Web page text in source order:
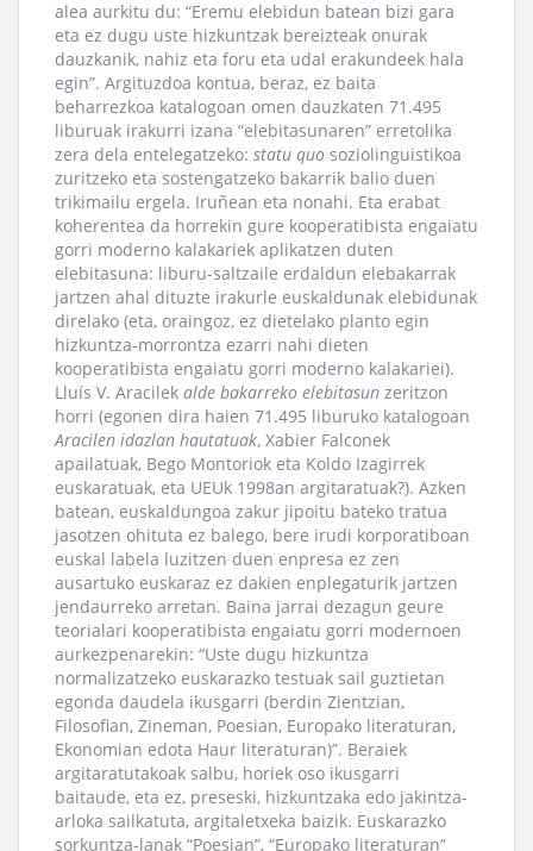
alea aurkitu du: “Eremu elebidun batean bizi gara
eta ez dugu uste hizkuntzak bereizteak onurak
dauzkanik, nahiz eta foru eta udal erakundeek hala
egin”. Argituzdoa kontua, beraz, ez baita
beharrezkoa katalogoan omen dauzkaten 71.495
liburuak irakurri izana “elebitasunaren” erretolika
zera dela entelegatzeko: statu quo soziolinguistikoa
zuritzeko eta sostengatzeko bakarrik balio duen
trikimailu ergela. Iruñean eta nonahi. Eta erabat
koherentea da horrekin gure kooperatibista engaiatu
gorri moderno kalakariek aplikatzen duten
elebitasuna: liburu-saltzaile erdaldun elebakarrak
jartzen ahal dituzte irakurle euskaldunak elebidunak
direlako (eta, oraingoz, ez dietelako planto egin
hizkuntza-morrontza ezarri nahi dieten
kooperatibista engaiatu gorri moderno kalakariei).
Lluís V. Aracilek alde bakarreko elebitasun zeritzon
horri (egonen dira haien 71.495 liburuko katalogoan
Aracilen idazlan hautatuak, Xabier Falconek
apailatuak, Bego Montoriok eta Koldo Izagirrek
euskaratuak, eta UEUk 1998an argitaratuak?). Azken
batean, euskaldungoa zakur jipoitu bateko tratua
jasotzen ohituta ez balego, bere irudi korporatiboan
euskal labela luzitzen duen enpresa ez zen
ausartuko euskaraz ez dakien enplegaturik jartzen
jendaurreko arretan. Baina jarrai dezagun geure
teorialari kooperatibista engaiatu gorri modernoen
aurkezpenarekin: “Uste dugu hizkuntza
normalizatzeko euskarazko testuak sail guztietan
egonda daudela ikusgarri (berdin Zientzian,
Filosofian, Zineman, Poesian, Europako literaturan,
Ekonomian edota Haur literaturan)”. Beraiek
argitaratutakoak salbu, horiek oso ikusgarri
baitaude, eta ez, preseski, hizkuntzaka edo jakintza-
arloka sailkatuta, argitaletxeka baizik. Euskarazko
sorkuntza-lanak “Poesian”, “Europako literaturan”